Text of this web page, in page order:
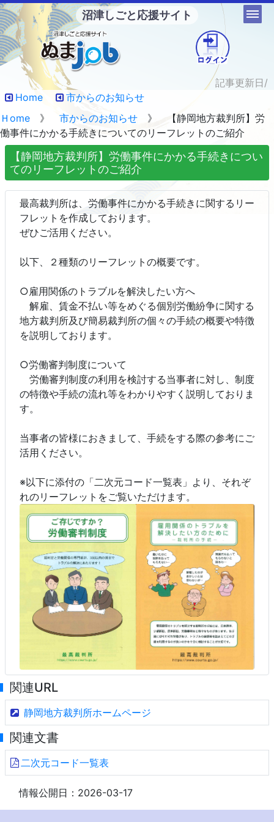
沼津しごと応援サイト
記事更新日/
Home
市からのお知らせ
Ｈome 》 市からのお知らせ 》 【静岡地方裁判所】労
働事件にかかる手続きについてのリーフレットのご紹介
【静岡地方裁判所】労働事件にかかる手続きについ
てのリーフレットのご紹介
最高裁判所は、労働事件にかかる手続きに関するリー
フレットを作成しております。
ぜひご活用ください。
以下、２種類のリーフレットの概要です。
○雇用関係のトラブルを解決したい方へ
解雇、賃金不払い等をめぐる個別労働紛争に関する
地方裁判所及び簡易裁判所の個々の手続の概要や特徴
を説明しております。
○労働審判制度について
労働審判制度の利用を検討する当事者に対し、制度
の特徴や手続の流れ等をわかりやすく説明しておりま
す。
当事者の皆様におきまして、手続をする際の参考にご
活用ください。
※以下に添付の「二次元コード一覧表」より、それぞ
れのリーフレットをご覧いただけます。
関連URL
静岡地方裁判所ホームページ
関連文書
二次元コード一覧表
情報公開日：2026-03-17